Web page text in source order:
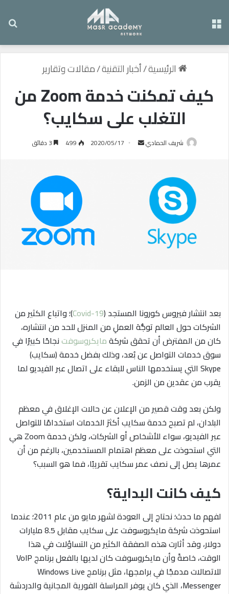
الرئيسية/أخبار التقنية/مقالات وتقارير
كيف تمكنت خدمة Zoom من
التغلب على سكايب؟
شريف الحمادي
و
ن
ي
2020/05/17
499
بعد انتشار فيروس كورونا المستجد (Covid-19)؛ واتباع الكثير من
الشركات حول العالم توجُّهَ العملِ من المنزل للحد من انتشاره،
كان من المفترض أن تحقق شركةمايكروسوفتنجاحًا كبيرًا في
سوق خدمات التواصل عن بُعد، وذلك بفضل خدمة (سكايب)
Skype التي يستخدمها الناس للبقاء على اتصال عبر الفيديو لما
يقرب من عقدين من الزمن.
ولكن بعد وقت قصير من الإعلان عن حالات الإغلاق في معظم
البلدان، لم تصبح خدمة سكايب أكثرَ الخدمات استخدامًا للتواصل
عبر الفيديو، سواء للأشخاص أو الشركات، ولكن خدمة Zoom هي
التي استحوذت على معظم اهتمام المستخدمين، بالرغم من أن
عمرها يصل إلى نصف عمر سكايب تقريبًا، فما هو السبب؟
كيف كانت البداية؟
لفهم ما حدث؛ نحتاج إلى العودة لشهر مايو من عام 2011؛ عندما
استحوذت شركة مايكروسوفت على سكايب مقابل 8.5 مليارات
دولار، وقد أثارت هذه الصفقة الكثير من التساؤلات في هذا
الوقت، خاصةً وأن مايكروسوفت كان لديها بالفعل برنامج VoIP
للاتصالات مدمجًا في برامجها، مثل برنامج Windows Live
Messenger، الذي كان يوفر المراسلة الفورية المجانية والدردشة